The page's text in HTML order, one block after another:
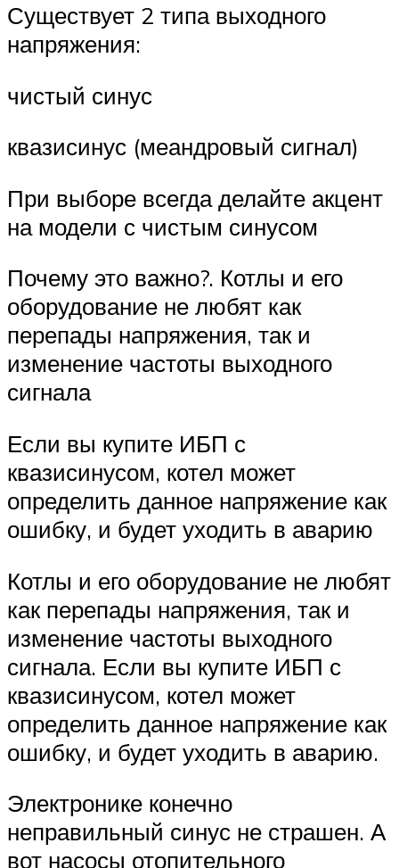
Существует 2 типа выходного
напряжения:
чистый синус
квазисинус (меандровый сигнал)
При выборе всегда делайте акцент
на модели с чистым синусом
Почему это важно?. Котлы и его
оборудование не любят как
перепады напряжения, так и
изменение частоты выходного
сигнала
Если вы купите ИБП с
квазисинусом, котел может
определить данное напряжение как
ошибку, и будет уходить в аварию
Котлы и его оборудование не любят
как перепады напряжения, так и
изменение частоты выходного
сигнала. Если вы купите ИБП с
квазисинусом, котел может
определить данное напряжение как
ошибку, и будет уходить в аварию.
Электронике конечно
неправильный синус не страшен. А
вот насосы отопительного